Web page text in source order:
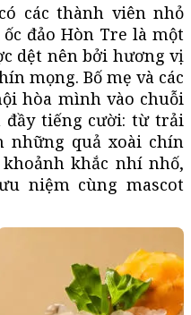
các thành viên nhỏ
đảo Hòn Tre là một
dệt nên bởi hương vị
mọng. Bố mẹ và các
hòa mình vào chuỗi
đầy tiếng cười: từ trải
những quả xoài chín
khắc nhí nhố,
niệm cùng mascot